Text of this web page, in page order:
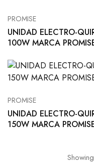
PROMISE
UNIDAD ELECTRO-
100W MARCA
PROMISE
UNIDAD ELECTRO-
150W MARCA
Showing